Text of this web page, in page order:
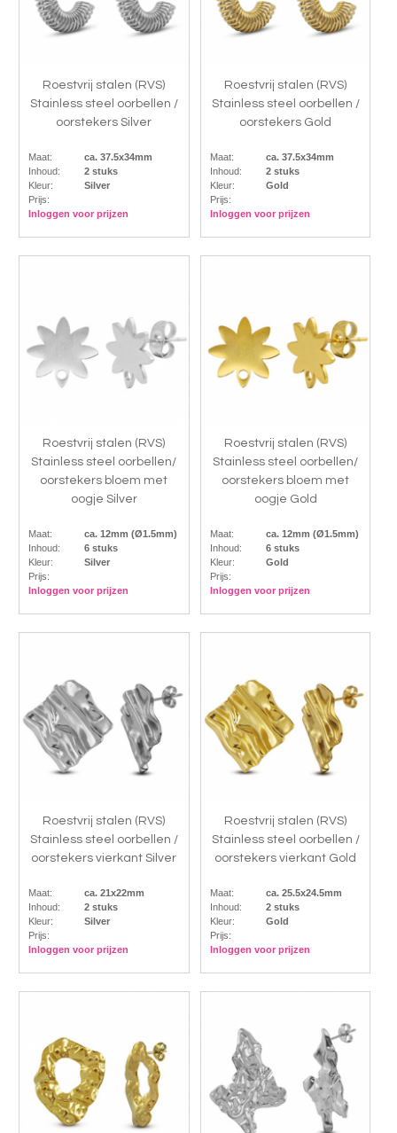
Roestvrij stalen (RVS)
Stainless steel oorbellen /
oorstekers Silver
Maat:
ca. 37.5x34mm
Inhoud:
2 stuks
Kleur:
Silver
Prijs:
Inloggen voor prijzen
Roestvrij stalen (RVS)
Stainless steel oorbellen /
oorstekers Gold
Maat:
ca. 37.5x34mm
Inhoud:
2 stuks
Kleur:
Gold
Prijs:
Inloggen voor prijzen
Roestvrij stalen (RVS)
Stainless steel oorbellen/
oorstekers bloem met
oogje Silver
Maat:
ca. 12mm (Ø1.5mm)
Inhoud:
6 stuks
Kleur:
Silver
Prijs:
Inloggen voor prijzen
Roestvrij stalen (RVS)
Stainless steel oorbellen/
oorstekers bloem met
oogje Gold
Maat:
ca. 12mm (Ø1.5mm)
Inhoud:
6 stuks
Kleur:
Gold
Prijs:
Inloggen voor prijzen
Roestvrij stalen (RVS)
Stainless steel oorbellen /
oorstekers vierkant Silver
Maat:
ca. 21x22mm
Inhoud:
2 stuks
Kleur:
Silver
Prijs:
Inloggen voor prijzen
Roestvrij stalen (RVS)
Stainless steel oorbellen /
oorstekers vierkant Gold
Maat:
ca. 25.5x24.5mm
Inhoud:
2 stuks
Kleur:
Gold
Prijs:
Inloggen voor prijzen